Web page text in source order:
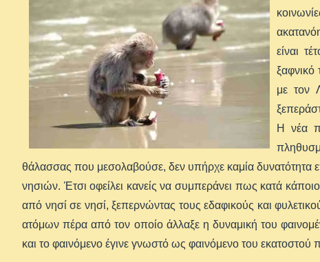
είναι
με τον
Η νέα
θάλασσας που μεσολαβούσε, δεν υπήρχε καμία δυνατότητα
νησιών. Έτσι οφείλει κανείς να συμπεράνει πως κατά
από νησί σε νησί, ξεπερνώντας τους εδαφικούς και
ατόμων πέρα από τον οποίο άλλαξε η δυναμική του
και το φαινόμενο έγινε γνωστό ως φαινόμενο του εκατοστού